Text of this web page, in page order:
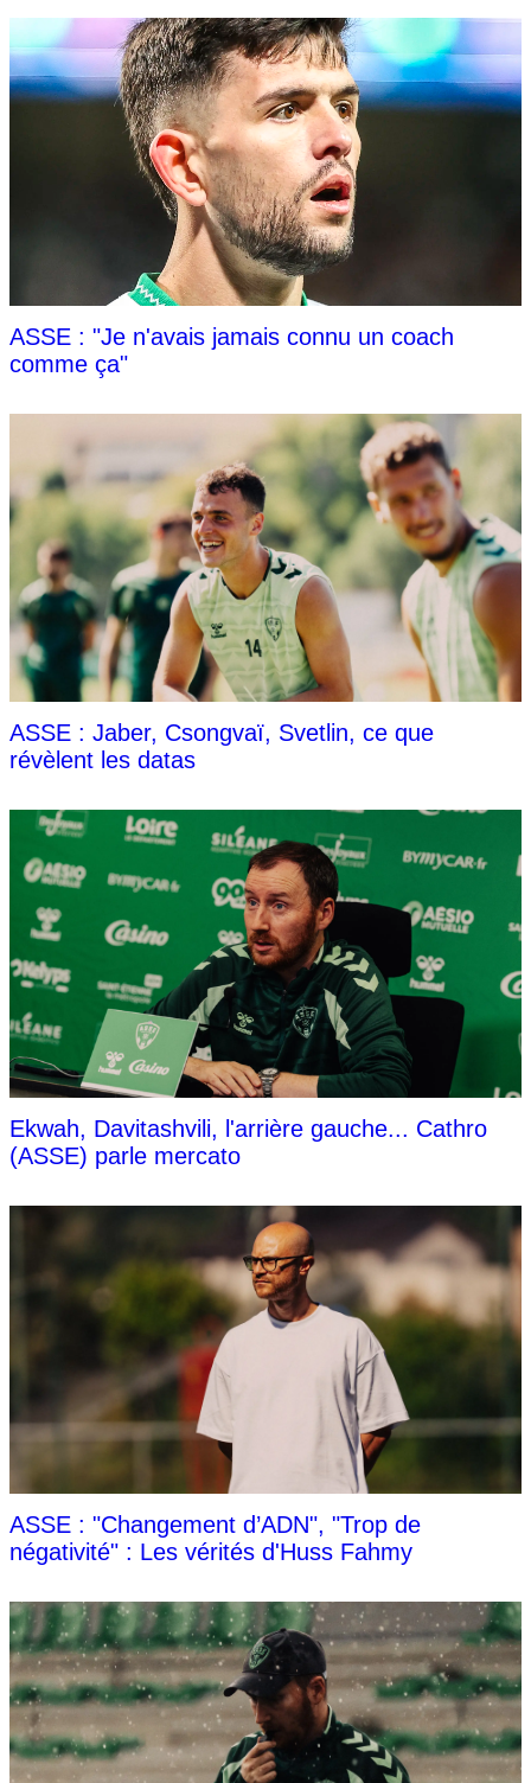
ASSE : "Je n'avais jamais connu un coach
comme ça"
ASSE : Jaber, Csongvaï, Svetlin, ce que
révèlent les datas
Ekwah, Davitashvili, l'arrière gauche... Cathro
(ASSE) parle mercato
ASSE : "Changement d’ADN", "Trop de
négativité" : Les vérités d'Huss Fahmy